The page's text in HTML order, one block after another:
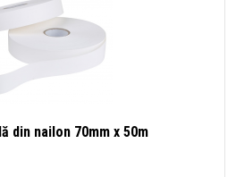
din nailon 70mm x 50m